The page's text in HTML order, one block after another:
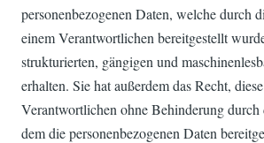
personenbezogenen Daten, welche durch
einem Verantwortlichen bereitgestellt
strukturierten, gängigen und
erhalten. Sie hat außerdem das Recht,
Verantwortlichen ohne Behinderung
dem die personenbezogenen Daten